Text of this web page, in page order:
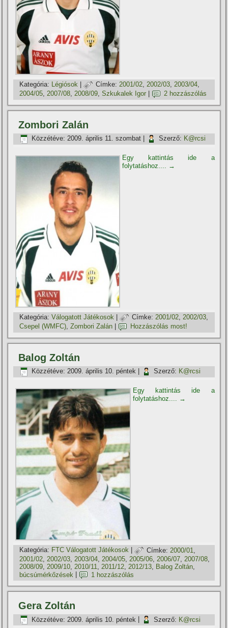
Kategória: Légiósok Címke: 2001/02 2002/03 2003/04
2004/05 2007/08 2008/09 ,Szkukalek Igor 2 hozzászólás
Zombori Zalán
Közzétéve: 2009. április 11. szombat Szerző: K@rcsi
Egy kattintás ide a
folytatáshoz....
→
Kategória: Válogatott Játékosok Címke: 2001/02 2002/03
Csepel (WMFC) ,Zombori Zalán Hozzászólás most!
Balog Zoltán
Közzétéve: 2009. április 10. péntek Szerző: K@rcsi
Egy kattintás ide a
folytatáshoz....
→
Kategória: FTC Válogatott Játékosok | Címke: 2000/01
2001/02,2002/03,2003/04,2004/05,2005/06,2006/07,2007/08,
2008/09,2009/10,2010/11,2011/12,2012/13, Balog Zoltán,
búcsúmérkőzések
1 hozzászólás
Gera Zoltán
Közzétéve: 2009. április 10. péntek Szerző: K@rcsi